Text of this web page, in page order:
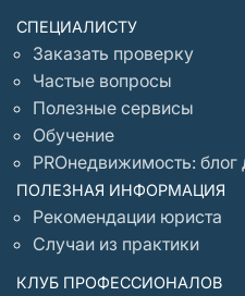
СПЕЦИАЛИСТУ
Заказать проверку
Частые вопросы
Полезные сервисы
Обучение
PROнедвижимость: блог
ПОЛЕЗНАЯ ИНФОРМАЦИЯ
Рекомендации юриста
Случаи из практики
КЛУБ ПРОФЕССИОНАЛОВ